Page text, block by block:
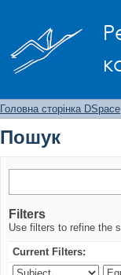
Головна сторінка DSpace
Пошук
Filters
Use filters to refine the
Current Filters: